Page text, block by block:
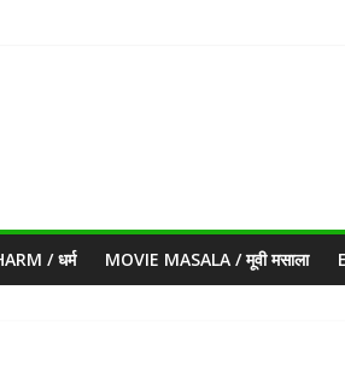
/ धर्म MOVIE MASALA / मूवी मसाला